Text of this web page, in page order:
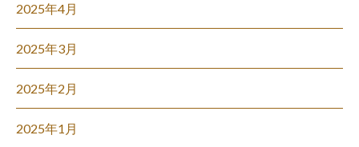
2025年4月
2025年3月
2025年2月
2025年1月